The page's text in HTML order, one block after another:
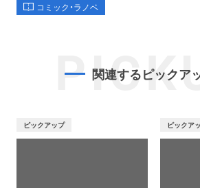
コミック・ラノベ
関連するピックア
ピックアップ ピックア